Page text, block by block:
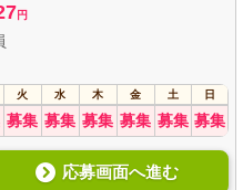
円
火 水 木 金 土 日
募集 募集 募集 募集 募集 募集
応募画面へ進む